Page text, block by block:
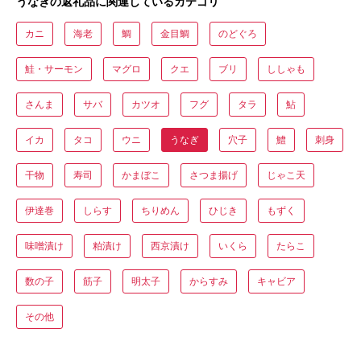
カニ 海老 鯛 金目鯛 のどぐろ
鮭・サーモン マグロ クエ ブリ ししゃも
さんま サバ カツオ フグ タラ 鮎
イカ タコ ウニ うなぎ 穴子 鱧 刺身
干物 寿司 かまぼこ さつま揚げ じゃこ天
伊達巻 しらす ちりめん ひじき もずく
味噌漬け 粕漬け 西京漬け いくら たらこ
数の子 筋子 明太子 からすみ キャビア
その他